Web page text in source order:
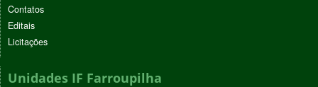
Contatos
Editais
Licitações
Unidades IF Farroupilha